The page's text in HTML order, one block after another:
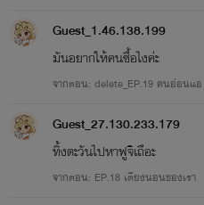
"โธ่เว้ย! ออกไปไงวะฟังไม่รู้เรื่องรึไ
ชายหนุ่มที่เห็นลีน่าเสียเปรียบอ
นออกเเรงผลั่กมัสซีที่กำลังนั่งค่
Guest_1.46.138.199
มันอยากให้คนซื้อไงค่ะ
จากตอน: delete_EP.19 คนอ่อนแอ
Guest_27.130.233.179
ทิ้งตะวันไปหาฟูจิเถือะ
จากตอน: EP.18 เตียงนอนของเรา